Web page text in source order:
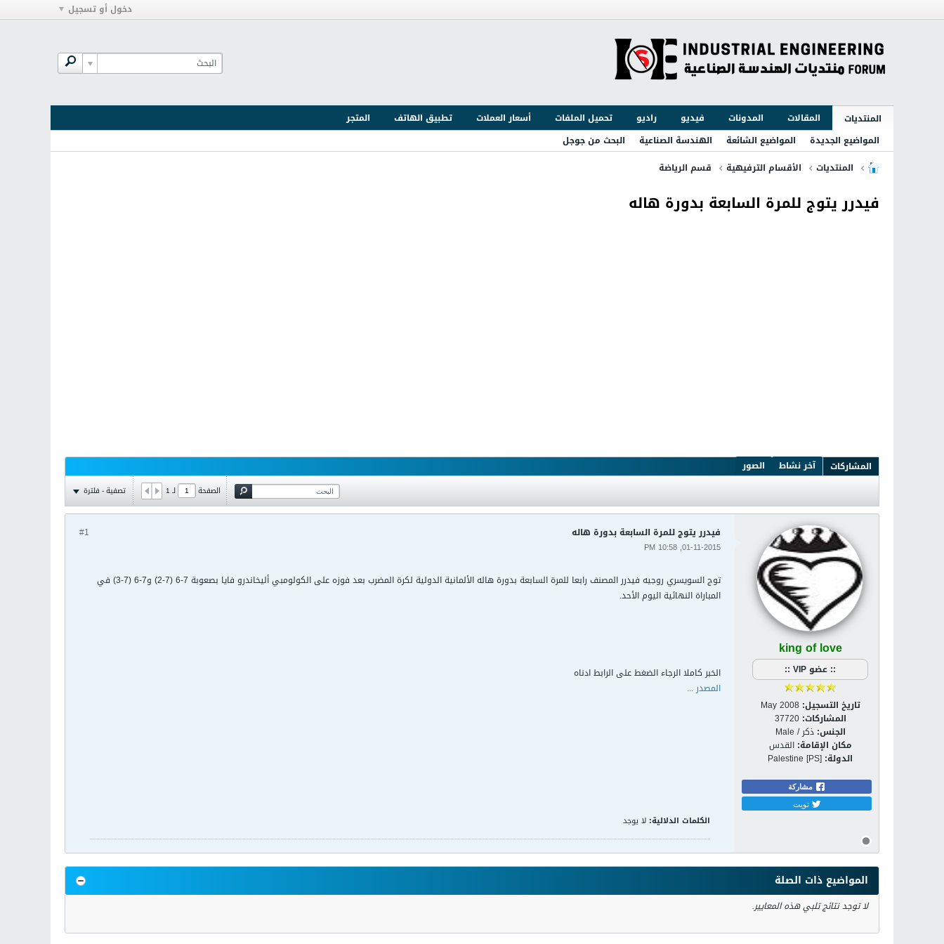
دخول أو تسجيل
المنتديات المقالات المدونات فيديو راديو تحميل الملفات أسعار العملات تطبيق الهاتف
المتجر
المواضيع الجديدة
المواضيع الشائعة الهندسة الصناعية
البحث من جوجل
المنتديات
الأقسام الترفيهية قسم الرياضة
فيدرر يتوج للمرة السابعة بدورة هاله
المشاركات آخر نشاط الصور
الصفحة لـ1 تصفية - فلترة
king of love
:: عضو VIP ::
تاريخ التسجيل: May 2008
المشاركات: 37720
الجنس: ذكر / Male
مكان الإقامة: القدس
الدولة: Palestine [PS]
مشاركة
تويت
#1 فيدرر يتوج للمرة السابعة بدورة هاله
01-11-2015, 10:58 PM
توج السويسري روجيه فيدرر المصنف رابعا للمرة السابعة بدورة هاله الألمانية الدولية لكرة المضرب بعد فوزه على الكولومبي أليخاندرو فايا بصعوبة 7-6 (7-2) و7-6 (7-3) في
المباراة النهائية اليوم الأحد.
الخبر كاملا الرجاء الضغط على الرابط ادناه
المصدر ...
الكلمات الدلالية: لا يوجد
المواضيع ذات الصلة
لا توجد نتائج تلبي هذه المعايير.